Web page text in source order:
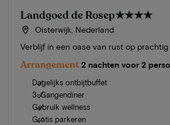
Landgoed de Rosep★★★★
Oisterwijk, Nederland
Verblijf in een oase van rust op
Arrangement 2 nachten voor 2
Dagelijks ontbijtbuffet
3-Gangendiner
Gebruik wellness
Gratis parkeren